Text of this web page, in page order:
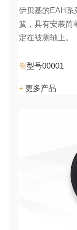
伊贝基的EAH系
簧，具有安装简
定在被测轴上。
※型号00001
+更多产品